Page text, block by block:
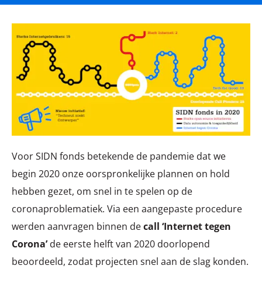
Voor SIDN fonds betekende de pandemie dat we
begin 2020 onze oorspronkelijke plannen on hold
hebben gezet, om snel in te spelen op de
coronaproblematiek. Via een aangepaste procedure
werden aanvragen binnen decall ‘Internet tegen
Corona’de eerste helft van 2020 doorlopend
beoordeeld, zodat projecten snel aan de slag konden.